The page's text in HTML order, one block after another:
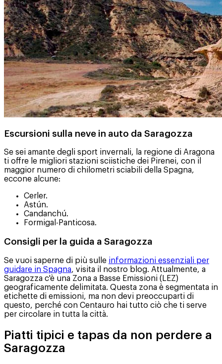
Escursioni sulla neve in auto da Saragozza
Se sei amante degli sport invernali, la regione di Aragona
ti offre le migliori stazioni sciistiche dei Pirenei, con il
maggior numero di chilometri sciabili della Spagna,
eccone alcune:
Cerler.
Astún.
Candanchú.
Formigal-Panticosa.
Consigli per la guida a Saragozza
Se vuoi saperne di più sulle informazioni essenziali per
guidare in Spagna, visita il nostro blog. Attualmente, a
Saragozza c'è una Zona a Basse Emissioni (LEZ)
geograficamente delimitata. Questa zona è segmentata in
etichette di emissioni, ma non devi preoccuparti di
questo, perché con Centauro hai tutto ciò che ti serve
per circolare in tutta la città.
Piatti tipici e tapas da non perdere a
Saragozza